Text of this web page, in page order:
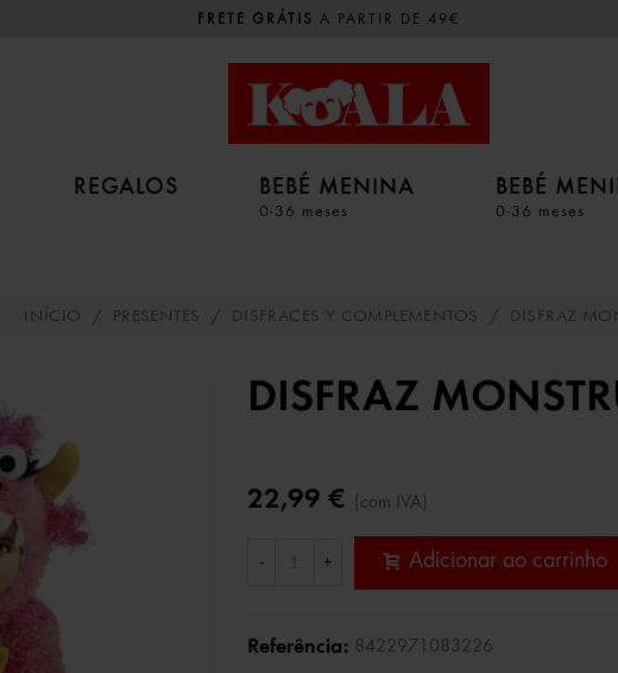
FRETE GRÁTIS A PARTIR DE 49€
REGALOS BEBÉ MENINA
0-36 meses
BEBÉ
0-36 meses
INÍCIO / PRESENTES / DISFRACES Y COMPLEMENTOS / DISFRAZ
DISFRAZ
22,99 € (com IVA)
- + Adicionar ao carrinho
Referência: 8422971083226